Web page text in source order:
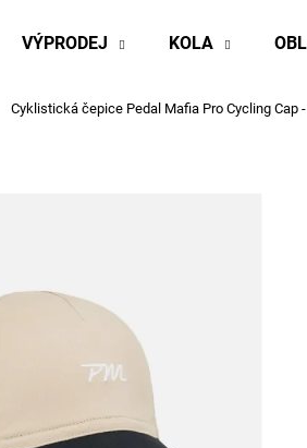
VÝPRODEJ KOLA
Cyklistická čepice Pedal Mafia Pro Cycling Cap
Co